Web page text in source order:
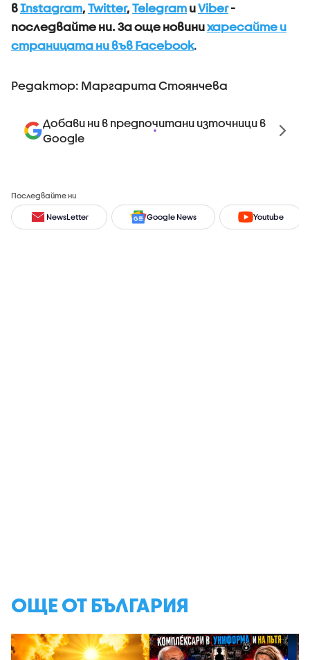
вInstagram, Twitter, Telegram иViber-
последвайте ни.За още новинихаресайте и
страницата ни във Facebook.
Редактор: Маргарита Стоянчева
Добави ни в предпочитани източници в
Google
Последвайте ни
NewsLetter Google News Youtube
ОЩЕ ОТ БЪЛГАРИЯ